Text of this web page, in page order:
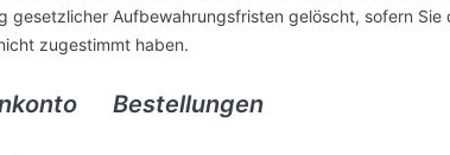
gesetzlicher Aufbewahrungsfristen gelöscht, sofern
zugestimmt haben.
Bestellungen